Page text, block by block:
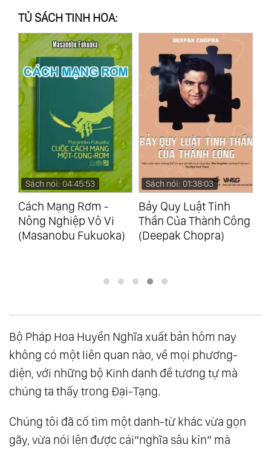
TỦ SÁCH TINH HOA:
Sách nói: 04:45:53
Cách Mạng Rơm -
Nông Nghiệp Vô Vi
(Masanobu Fukuoka)
Sách nói: 01:38:03
Bảy Quy Luật Tinh
Thần Của Thành Công
(Deepak Chopra)
Bộ Pháp Hoa Huyền Nghĩa xuất bản hôm nay
không có một liên quan nào, về mọi phương-
diện, với những bộ Kinh danh đề tương tự mà
chúng ta thấy trong Đại-Tạng.
Chúng tôi đã cố tìm một danh-từ khác vừa gọn
gãy, vừa nói lên được cái”nghĩa sâu kín” mà